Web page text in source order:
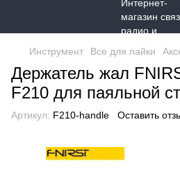
Инструмент Все для пайки
Держатель жал
F210 для паяльной
Артикул: F210-handle Оставить